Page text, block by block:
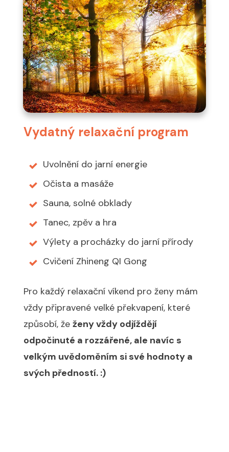
Vydatný relaxační program
Uvolnění do jarní energie
Očista a masáže
Sauna, solné obklady
Tanec, zpěv a hra
Výlety a procházky do jarní přírody
Cvičení Zhineng QI Gong
Pro každý relaxační víkend pro ženy mám
vždy připravené velké překvapení, které
způsobí, že ženy vždy odjíždějí
odpočinuté a rozzářené, ale navíc s
velkým uvědoměním si své hodnoty a
svých předností. :)